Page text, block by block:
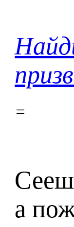
содержимому
а